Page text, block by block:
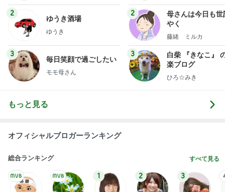
2
ゆうき酒場
ゆうき
3
毎日笑顔で過ごしたい
モモ母さん
2
母さんは今日も世
やく
藤緒 ミルカ
3
白柴 『きなこ』
楽ブログ
ひろ☆みき
もっと見る
オフィシャルブロガーランキング
総合ランキング すべて見る
1 2 3